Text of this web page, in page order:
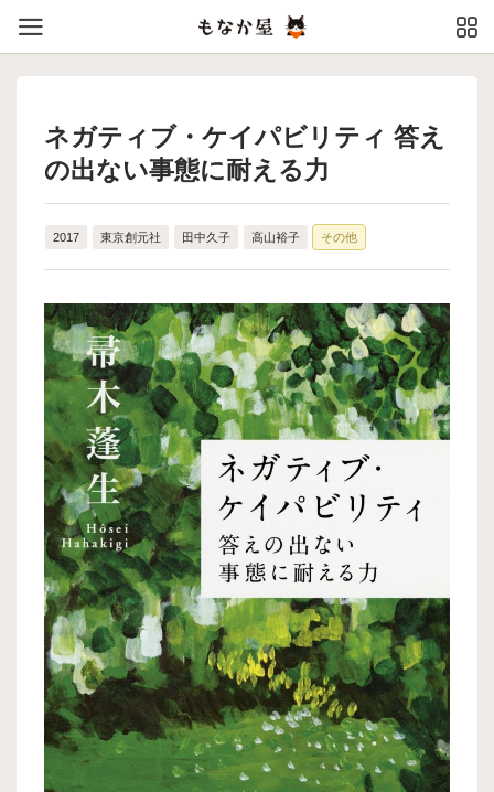
ネガティブ・ケイパビリティ 答え
の出ない事態に耐える力
2017 東京創元社 田中久子 高山裕子 その他